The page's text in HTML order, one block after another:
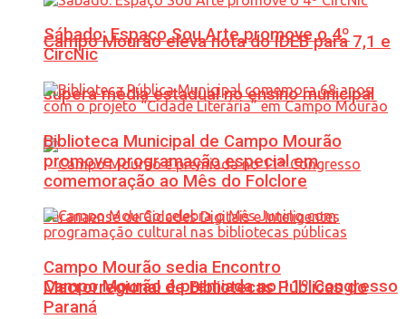
Campo Mourão eleva nota do IDEB para 7,1 e
supera média estadual no ensino municipal
Campo Mourão é premiada no 11º Congresso
Sábado: Espaço Sou Arte promove o 4º
CircNic
Biblioteca Municipal de Campo Mourão
promove programação especial em
comemoração ao Mês do Folclore
Campo Mourão sedia Encontro
Macrorregional de Bibliotecas Públicas do
Paraná